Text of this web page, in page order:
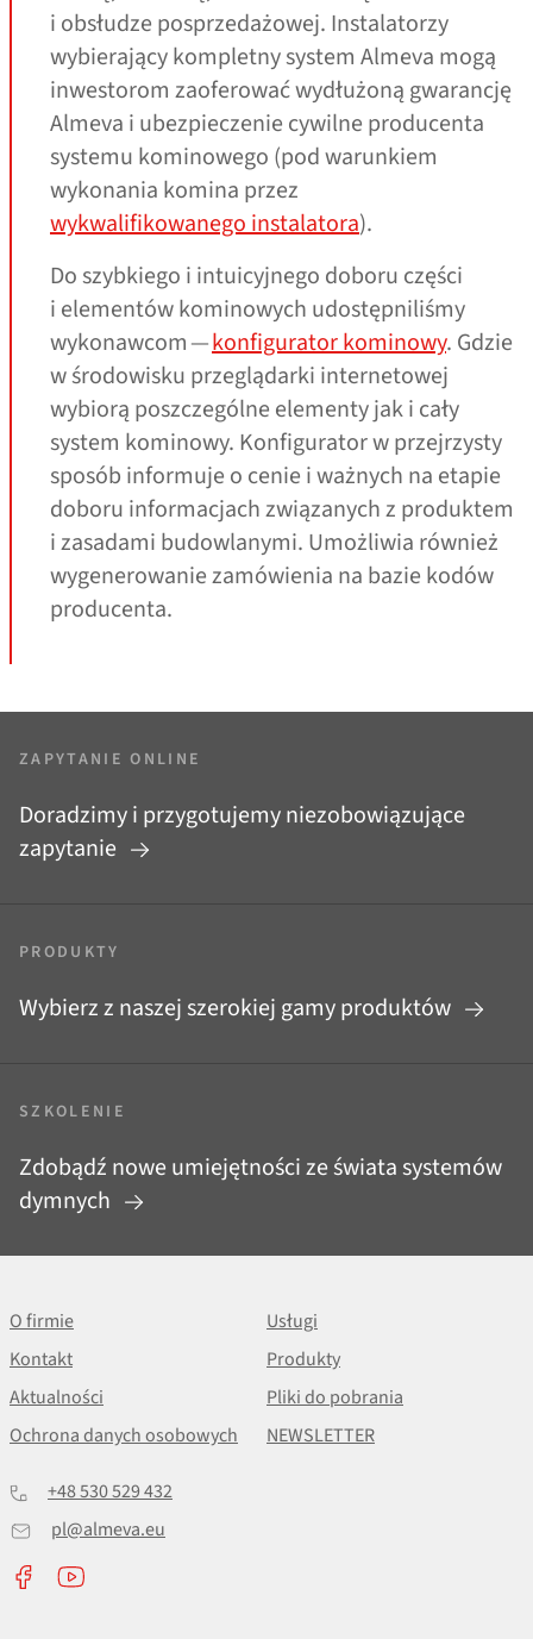
i obsłudze posprzedażowej. Instalatorzy
wybierający kompletny system Almeva mogą
inwestorom zaoferować wydłużoną gwarancję
Almeva i ubezpieczenie cywilne producenta
systemu kominowego (pod warunkiem
wykonania komina przez
wykwalifikowanego instalatora).
Do szybkiego i intuicyjnego doboru części
i elementów kominowych udostępniliśmy
wykonawcom —konfigurator kominowy. Gdzie
w środowisku przeglądarki internetowej
wybiorą poszczególne elementy jak i cały
system kominowy. Konfigurator w przejrzysty
sposób informuje o cenie i ważnych na etapie
doboru informacjach związanych z produktem
i zasadami budowlanymi. Umożliwia również
wygenerowanie zamówienia na bazie kodów
producenta.
ZAPYTANIE ONLINE
Doradzimy i przygotujemy niezobowiązujące
zapytanie
PRODUKTY
Wybierz z naszej szerokiej gamy produktów
SZKOLENIE
Zdobądź nowe umiejętności ze świata systemów
dymnych
O firmie
Usługi
Kontakt
Produkty
Aktualności
Pliki do pobrania
Ochrona danych osobowych
NEWSLETTER
+48 530 529 432
pl@almeva.eu